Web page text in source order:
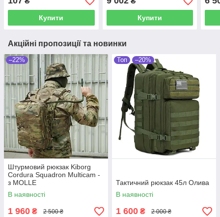
Купити Купити
Акційні пропозиції та новинки
–22%
Штурмовий рюкзак Kiborg
Cordura Squadron Multicam -
з MOLLE
В наявності
1 960 ₴ 2 500 ₴
Топ –20%
Тактичний рюкзак 45л Олива
В наявності
1 600 ₴ 2 000 ₴